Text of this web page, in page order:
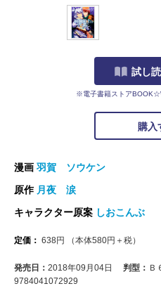
試し
※電子書籍ストア
購入
漫画 羽賀 ソウケン
原作 月夜 涙
キャラクター原案 しおこんぶ
定価： 638円 （本体580円＋税）
発売日： 2018年09月04日 判型： Ｂ
9784041072929